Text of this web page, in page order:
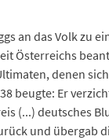
an das Volk zu
Österreichs
denen
beugte: Er
(...) deutsches
und übergab